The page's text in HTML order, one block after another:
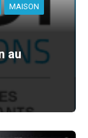
MAISON
au